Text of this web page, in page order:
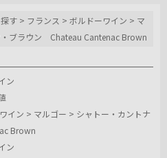
す > フランス >ボルドーワイン > マ
・ブラウン Chateau Cantenac Brown
ン
イン > マルゴー > シャトー・カントナ
Brown
ン